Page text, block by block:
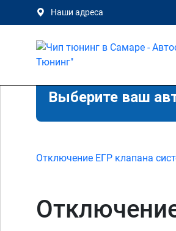
Наши адреса
Выберите ваш
Отключение ЕГР клапана